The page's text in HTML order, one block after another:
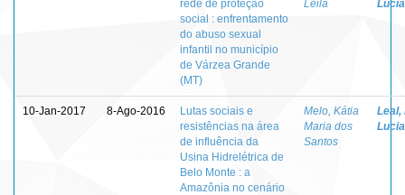
rede de proteção
social : enfrentamento
do abuso sexual
infantil no município
de Várzea Grande
(MT)
Leila
10-Jan-2017 8-Ago-2016
Lutas sociais e
resistências na área
de influência da
Usina Hidrelétrica de
Belo Monte : a
Amazônia no cenário
Melo, Kátia
Maria dos
Santos
Leal,